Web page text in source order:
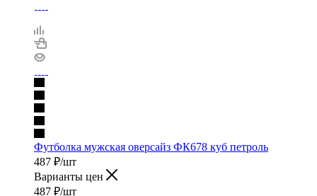
Футболка мужская оверсайз ФК678 куб петроль
487 ₽/шт
Варианты цен
487 ₽/шт